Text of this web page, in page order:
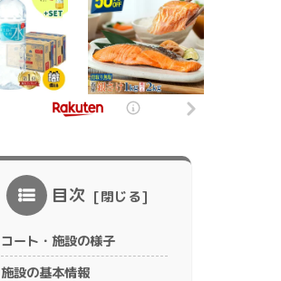
目次
コート・施設の様子
施設の基本情報